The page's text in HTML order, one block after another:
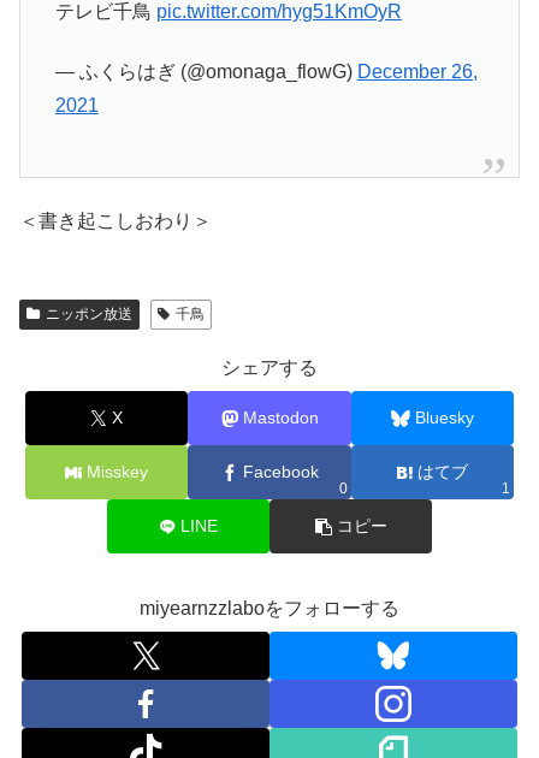
テレビ千鳥 pic.twitter.com/hyg51KmOyR
— ふくらはぎ (@omonaga_flowG) December 26,
2021
＜書き起こしおわり＞
ニッポン放送 千鳥
シェアする
X Mastodon Bluesky
Misskey Facebook
0
はてブ
1
LINE コピー
miyearnzzlaboをフォローする